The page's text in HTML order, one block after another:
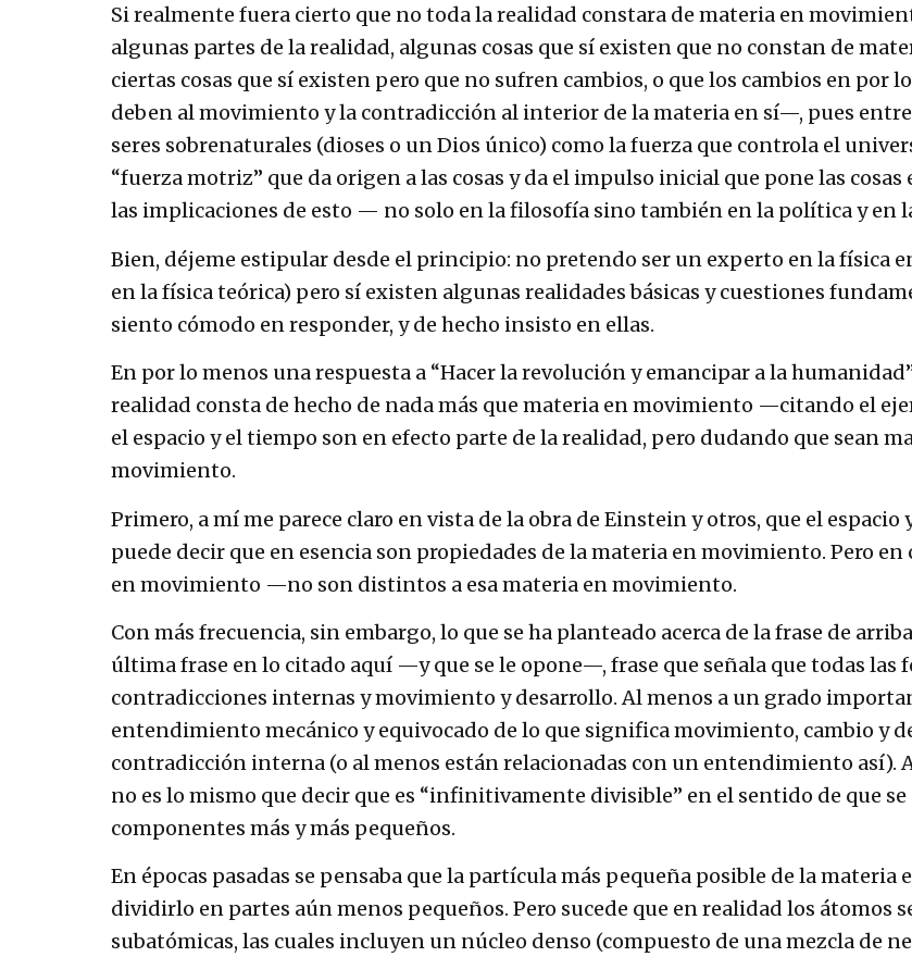
Si realmente fuera cierto que no toda la realidad constara de materia en
algunas partes de la realidad, algunas cosas que sí existen que no constan de
ciertas cosas que sí existen pero que no sufren cambios, o que los cambios en por
deben al movimiento y la contradicción al interior de la materia en sí—, pues
seres sobrenaturales (dioses o un Dios único) como la fuerza que controla el
“fuerza motriz” que da origen a las cosas y da el impulso inicial que pone las
las implicaciones de esto — no solo en la filosofía sino también en la política y en
Bien, déjeme estipular desde el principio: no pretendo ser un experto en la física
en la física teórica) pero sí existen algunas realidades básicas y cuestiones
siento cómodo en responder, y de hecho insisto en ellas.
En por lo menos una respuesta a “Hacer la revolución y emancipar a la
realidad consta de hecho de nada más que materia en movimiento —citando el
el espacio y el tiempo son en efecto parte de la realidad, pero dudando que sean
movimiento.
Primero, a mí me parece claro en vista de la obra de Einstein y otros, que el
puede decir que en esencia son propiedades de la materia en movimiento. Pero
en movimiento —no son distintos a esa materia en movimiento.
Con más frecuencia, sin embargo, lo que se ha planteado acerca de la frase de
última frase en lo citado aquí —y que se le opone—, frase que señala que todas las
contradicciones internas y movimiento y desarrollo. Al menos a un grado
entendimiento mecánico y equivocado de lo que significa movimiento, cambio y
contradicción interna (o al menos están relacionadas con un entendimiento
no es lo mismo que decir que es “infinitivamente divisible” en el sentido de que
componentes más y más pequeños.
En épocas pasadas se pensaba que la partícula más pequeña posible de la materia
dividirlo en partes aún menos pequeños. Pero sucede que en realidad los átomos
subatómicas, las cuales incluyen un núcleo denso (compuesto de una mezcla de